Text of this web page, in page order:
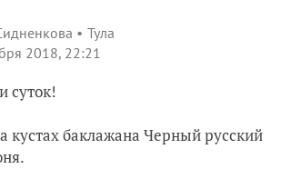
Тула
2018, 22:21
суток!
кустах баклажана Черный русский